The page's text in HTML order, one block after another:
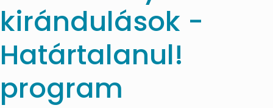
kirándulások -
Határtalanul!
program